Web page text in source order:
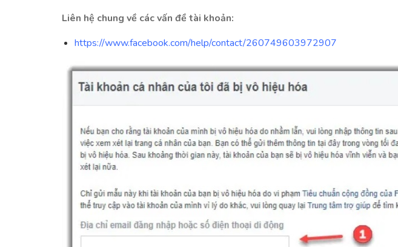
Liên hệ chung về các vấn đề tài khoản:
https://www.facebook.com/help/contact/260749603972907